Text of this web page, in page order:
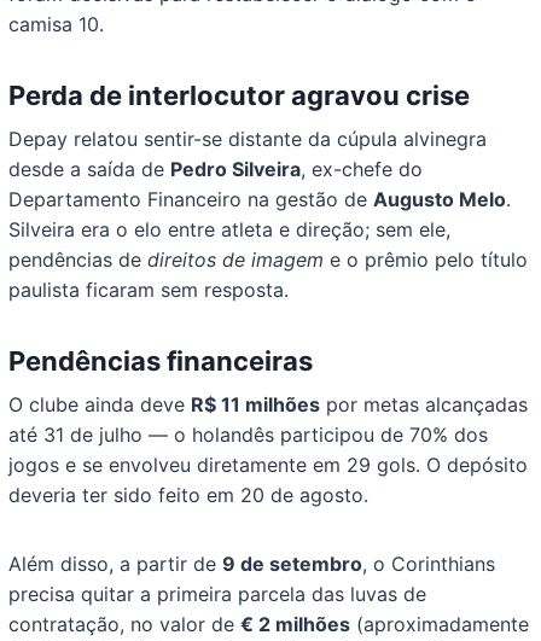
camisa 10.
Perda de interlocutor agravou crise
Depay relatou sentir-se distante da cúpula alvinegra
desde a saída de Pedro Silveira, ex-chefe do
Departamento Financeiro na gestão deAugusto Melo.
Silveira era o elo entre atleta e direção; sem ele,
pendências dedireitos de imagem e o prêmio pelo título
paulista ficaram sem resposta.
Pendências financeiras
O clube ainda deve R$ 11 milhões por metas alcançadas
até 31 de julho — o holandês participou de 70% dos
jogos e se envolveu diretamente em 29 gols. O depósito
deveria ter sido feito em 20 de agosto.
Além disso, a partir de9 de setembro, o Corinthians
precisa quitar a primeira parcela das luvas de
contratação, no valor de€ 2 milhões (aproximadamente